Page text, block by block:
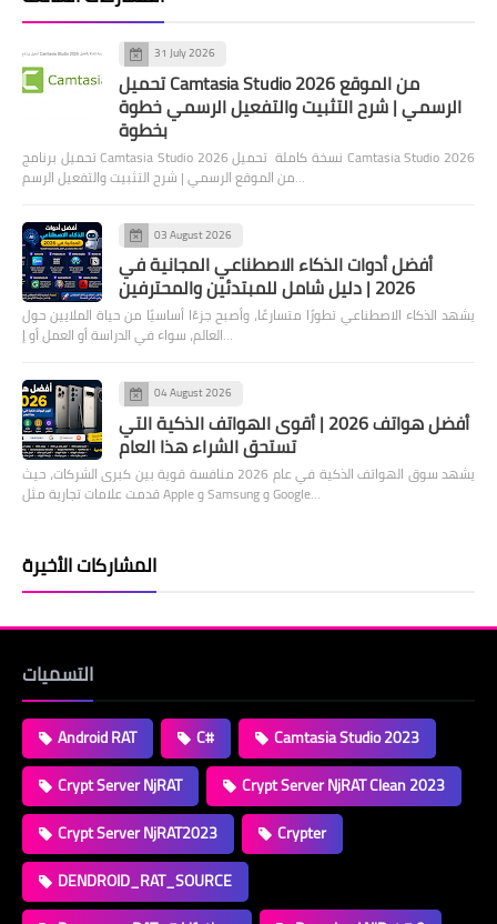
31 July 2026
تحميل Camtasia Studio 2026 من الموقع
الرسمي | شرح التثبيت والتفعيل الرسمي خطوة
بخطوة
تحميل برنامج Camtasia Studio 2026 نسخة كاملة تحميل Camtasia Studio 2026
من الموقع الرسمي | شرح التثبيت والتفعيل الرسم…
03 August 2026
أفضل أدوات الذكاء الاصطناعي المجانية في
2026 | دليل شامل للمبتدئين والمحترفين
يشهد الذكاء الاصطناعي تطورًا متسارعًا، وأصبح جزءًا أساسيًا من حياة الملايين حول
العالم، سواء في الدراسة أو العمل أو إ…
04 August 2026
أفضل هواتف 2026 | أقوى الهواتف الذكية التي
تستحق الشراء هذا العام
يشهد سوق الهواتف الذكية في عام 2026 منافسة قوية بين كبرى الشركات، حيث
قدمت علامات تجارية مثل Apple و Samsung و Google…
المشاركات الأخيرة
التسميات
Android RAT C#
Camtasia Studio 2023
Crypt Server NjRAT
Crypt Server NjRAT Clean 2023
Crypt Server NjRAT2023
Crypter
DENDROID_RAT_SOURCE